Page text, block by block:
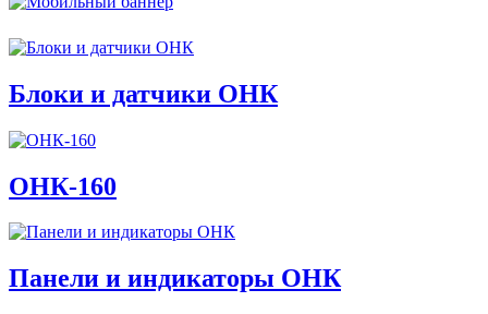
Блоки и датчики ОНК
ОНК-160
Панели и индикаторы ОНК